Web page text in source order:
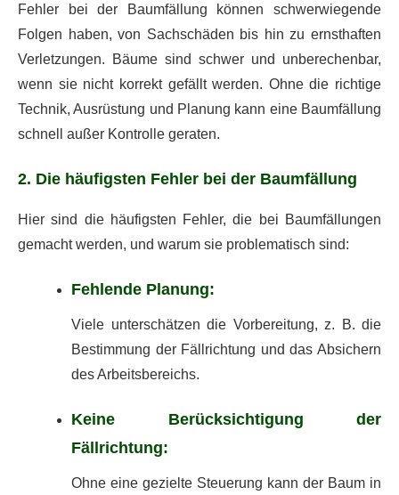
Fehler bei der Baumfällung können schwerwiegende
Folgen haben, von Sachschäden bis hin zu ernsthaften
Verletzungen. Bäume sind schwer und unberechenbar,
wenn sie nicht korrekt gefällt werden. Ohne die richtige
Technik, Ausrüstung und Planung kann eine Baumfällung
schnell außer Kontrolle geraten.
2. Die häufigsten Fehler bei der Baumfällung
Hier sind die häufigsten Fehler, die bei Baumfällungen
gemacht werden, und warum sie problematisch sind:
Fehlende Planung:
Viele unterschätzen die Vorbereitung, z. B. die
Bestimmung der Fällrichtung und das Absichern
des Arbeitsbereichs.
Keine Berücksichtigung der
Fällrichtung:
Ohne eine gezielte Steuerung kann der Baum in